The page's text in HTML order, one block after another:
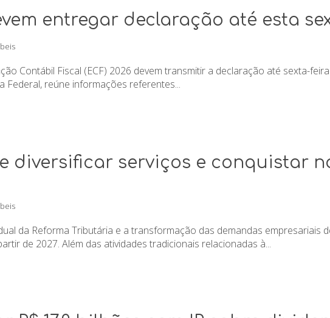
entregar declaração até esta
Contábil Fiscal (ECF) 2026 devem transmitir a declaração até sexta-
Federal, reúne informações referentes...
diversificar serviços e conquistar
da Reforma Tributária e a transformação das demandas empresariais
de 2027. Além das atividades tradicionais relacionadas à...